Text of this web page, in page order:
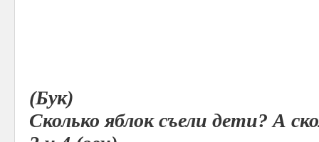
(Бук)
Сколько яблок съели дети? А